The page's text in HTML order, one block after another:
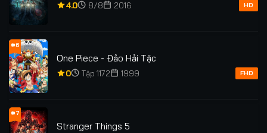
4.0 8/8 2016 HD
#6
One Piece - Đảo Hải Tặc
0 Tập 1172 1999 FHD
#7
Stranger Things 5